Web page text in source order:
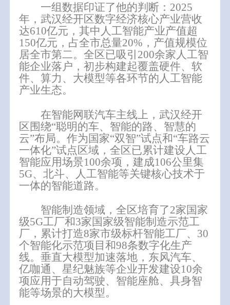
一组数据印证了他的判断：2025
年，武汉经开区数字经济核心产业营收
达610亿元，其中人工智能产业产值超
150亿元，占全市总量20%，产值规模位
居全市第二。全区已吸引200余家人工智
能企业落户，初步构建起覆盖硬件、软
件、算力、大模型等各环节的人工智能
产业生态。
在智能网联汽车主线上，武汉经开
区围绕“聪明的车、智能的路、智慧的
云”布局。作为国家“双智”试点和“车路云
一体化”试点区域，全区已累计建设人工
智能应用场景100余项，建成106公里集
5G、北斗、人工智能等关键核心技术于
一体的智能道路。
智能制造领域，全区培育了2家国家
级5G工厂和3家国家级智能制造示范工
厂，累计打造8家市级标杆智能工厂、30
个智能化示范项目和98条数字化生产
线。垂直大模型加速落地，东风汽车、
亿咖通、星纪魅族等企业开发建设10余
项应用于自动驾驶、智能座舱、具身智
能等场景的大模型。